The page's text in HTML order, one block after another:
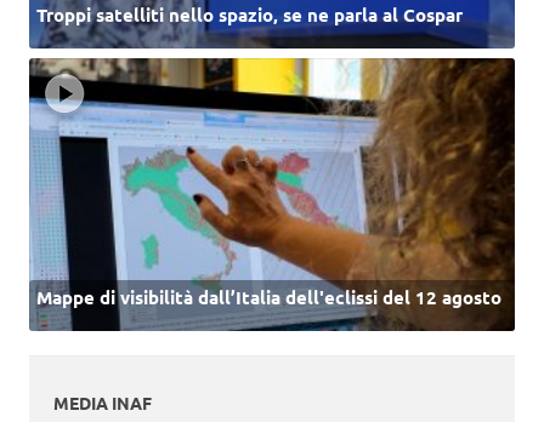
Troppi satelliti nello spazio, se ne parla al Cospar
Mappe di visibilità dall’Italia dell'eclissi del 12 agosto
MEDIA INAF